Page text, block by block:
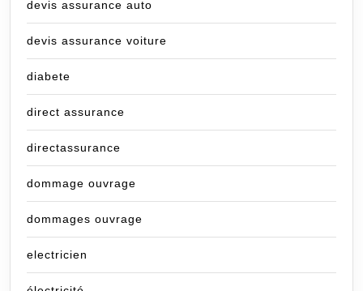
devis assurance auto
devis assurance voiture
diabete
direct assurance
directassurance
dommage ouvrage
dommages ouvrage
electricien